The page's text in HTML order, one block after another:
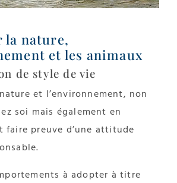
la nature,
et les animaux
de style de vie
et l’environnement, non
soi mais également en
faire preuve d’une attitude
à adopter à titre